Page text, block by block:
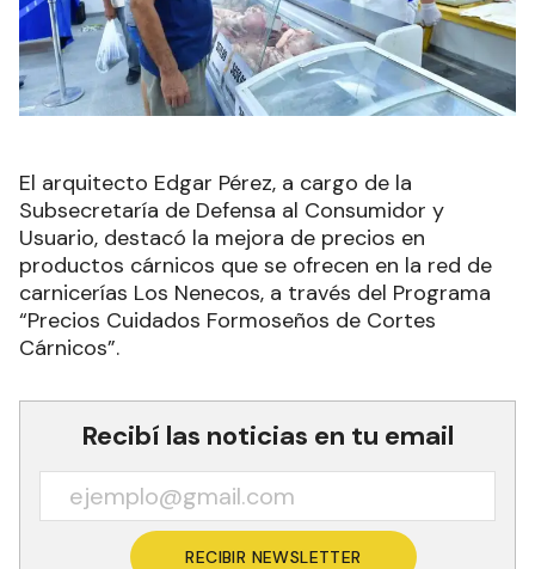
El arquitecto Edgar Pérez, a cargo de la
Subsecretaría de Defensa al Consumidor y
Usuario, destacó la mejora de precios en
productos cárnicos que se ofrecen en la red de
carnicerías Los Nenecos, a través del Programa
“Precios Cuidados Formoseños de Cortes
Cárnicos”.
Recibí las noticias en tu email
RECIBIR NEWSLETTER